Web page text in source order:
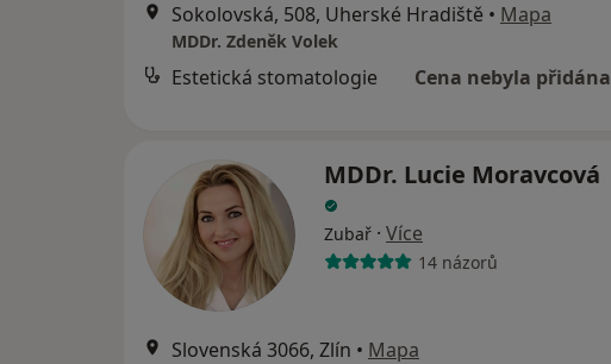
Sokolovská, 508, Uherské Hradiště • Mapa
MDDr. Zdeněk Volek
Estetická stomatologie Cena nebyla přidána
MDDr. Lucie Moravcová
Zubař · Více
14 názorů
Slovenská 3066, Zlín • Mapa